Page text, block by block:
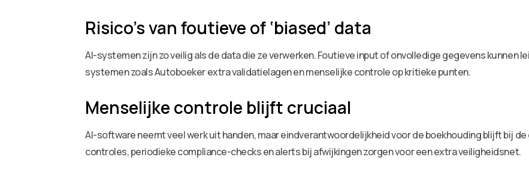
Risico’s van foutieve of ‘biased’ data
AI-systemen zijn zo veilig als de data die ze verwerken. Foutieve input of onvolledige gegevens kunnen
systemen zoals Autoboeker extra validatielagen en menselijke controle op kritieke punten.
Menselijke controle blijft cruciaal
AI-software neemt veel werk uit handen, maar eindverantwoordelijkheid voor de boekhouding blijft bij
controles, periodieke compliance-checks en alerts bij afwijkingen zorgen voor een extra veiligheidsnet.